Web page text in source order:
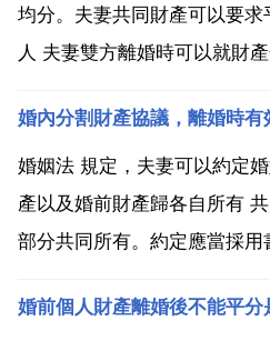
均分。夫妻共同財產可以要
人 夫妻雙方離婚時可以就財
婚姻法 第三十九條 離婚時，
議處理 協議不成時，由人民
照顧子...
婚姻法 規定，夫妻可以約定
產以及婚前財產歸各自所有
部分共同所有。約定應當採用
議約定，必須要建立在夫妻雙
婚前個人財產離婚後不能平分